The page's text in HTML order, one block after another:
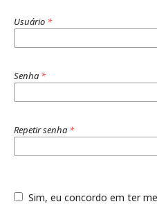
Usuário *
Senha *
Repetir senha *